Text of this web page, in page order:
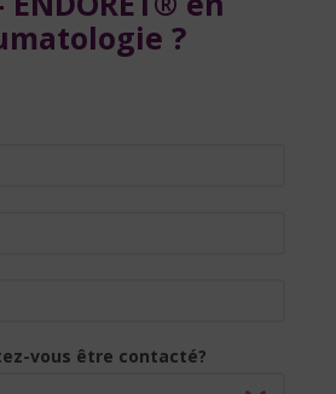
?
vous être contacté?